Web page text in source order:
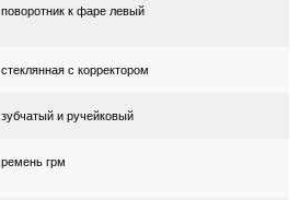
поворотник к фаре левый
стеклянная с корректором
зубчатый и ручейковый
ремень грм